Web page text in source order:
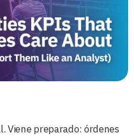
Viene preparado: órdenes